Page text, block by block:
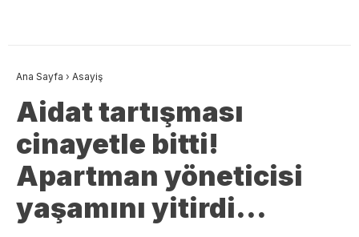
Ana Sayfa › Asayiş
Aidat tartışması
cinayetle bitti!
Apartman yöneticisi
yaşamını yitirdi…